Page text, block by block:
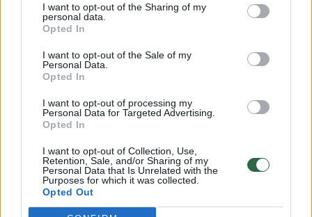
I want to opt-out of the Sharing of my
personal data.
Opted In
I want to opt-out of the Sale of my
Personal Data.
Opted In
I want to opt-out of processing my
Personal Data for Targeted Advertising.
Opted In
I want to opt-out of Collection, Use,
Retention, Sale, and/or Sharing of my
Personal Data that Is Unrelated with the
Purposes for which it was collected.
Opted Out
Susiję straipsniai
Vilniečio namai Antakalnyje
100 kv.